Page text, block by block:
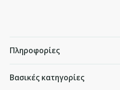
Πληροφορίες
Βασικές κατηγορίες